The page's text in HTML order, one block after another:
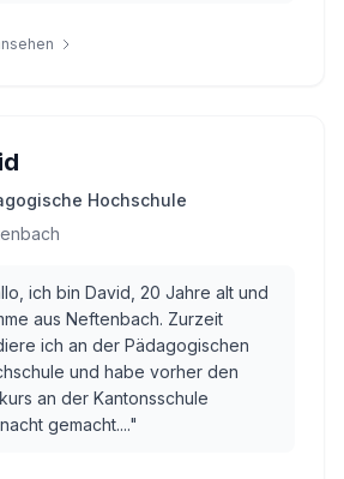
Hochschule
ich bin David, 20 Jahre alt und
aus Neftenbach. Zurzeit
ich an der Pädagogischen
und habe vorher den
an der Kantonsschule
gemacht...."